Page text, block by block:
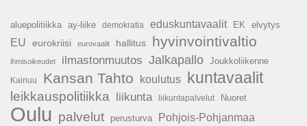
aluepolitiikka ay-liike demokratia eduskuntavaalit EK elvytys
EU eurokriisi eurovaalit hallitus hyvinvointivaltio
ihmisoikeudet ilmastonmuutos Jalkapallo Joukkoliikenne
Kainuu Kansan Tahto koulutus kuntavaalit
leikkauspolitiikka liikunta liikuntapalvelut Nuoret
Oulu palvelut perusturva
Pohjois-Pohjanmaa